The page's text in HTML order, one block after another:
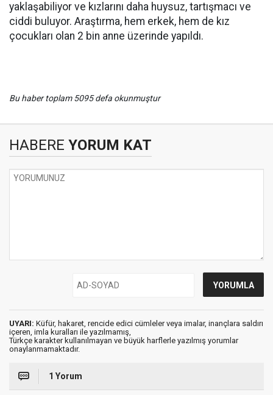
yaklaşabiliyor ve kızlarını daha huysuz, tartışmacı ve
ciddi buluyor. Araştırma, hem erkek, hem de kız
çocukları olan 2 bin anne üzerinde yapıldı.
Bu haber toplam 5095 defa okunmuştur
HABERE YORUM KAT
UYARI: Küfür, hakaret, rencide edici cümleler veya imalar, inançlara saldırı
içeren, imla kuralları ile yazılmamış,
Türkçe karakter kullanılmayan ve büyük harflerle yazılmış yorumlar
onaylanmamaktadır.
1 Yorum